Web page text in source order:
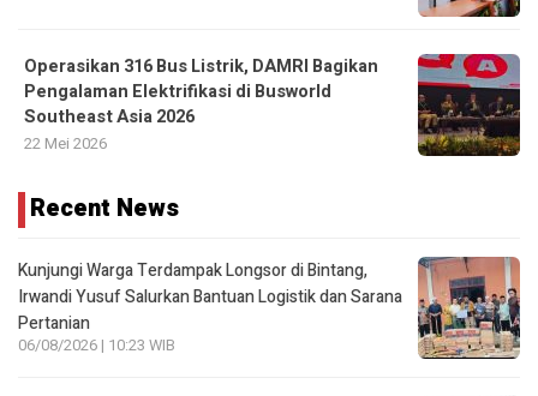
Operasikan 316 Bus Listrik, DAMRI Bagikan
Pengalaman Elektrifikasi di Busworld
Southeast Asia 2026
22 Mei 2026
Recent News
Kunjungi Warga Terdampak Longsor di Bintang,
Irwandi Yusuf Salurkan Bantuan Logistik dan Sarana
Pertanian
06/08/2026 | 10:23 WIB